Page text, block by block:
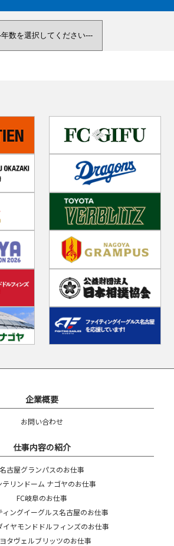
企業概要
お問い合わせ
仕事内容の紹介
名古屋グランパスのお仕事
テリンドーム ナゴヤのお仕事
FC岐阜のお仕事
ィングイーグルス名古屋のお仕事
イヤモンドドルフィンズのお仕事
タヴェルブリッツのお仕事